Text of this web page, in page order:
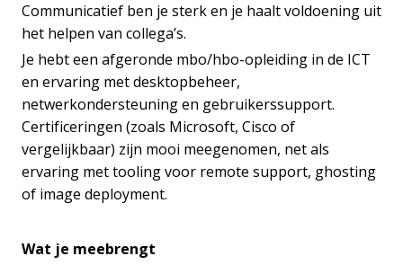
Communicatief ben je sterk en je haalt voldoening uit
het helpen van collega’s.
Je hebt een afgeronde mbo/hbo-opleiding in de ICT
en ervaring met desktopbeheer,
netwerkondersteuning en gebruikerssupport.
Certificeringen (zoals Microsoft, Cisco of
vergelijkbaar) zijn mooi meegenomen, net als
ervaring met tooling voor remote support, ghosting
of image deployment.
Wat je meebrengt